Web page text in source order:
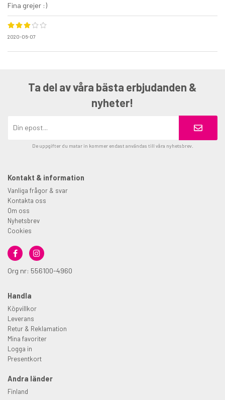
Fina grejer :)
2020-06-07
Ta del av våra bästa erbjudanden &
nyheter!
De uppgifter du matar in kommer endast användas till våra nyhetsbrev.
Kontakt & information
Vanliga frågor & svar
Kontakta oss
Om oss
Nyhetsbrev
Cookies
Org nr: 556100-4960
Handla
Köpvillkor
Leverans
Retur & Reklamation
Mina favoriter
Logga in
Presentkort
Andra länder
Finland